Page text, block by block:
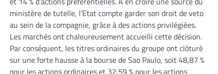
ministère de tutelle, l’Etat compte garder son droit de veto
au sein de la compagnie, grâce à des actions privilégiées.
Les marchés ont chaleureusement accueilli cette décision.
Par conséquent, les titres ordinaires du groupe ont clôturé
sur une forte hausse à la bourse de Sao Paulo, soit 48,87 %
pour les actions ordinaires et 32,59 % pour les actions